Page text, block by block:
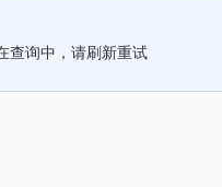
查询中，请刷新重试